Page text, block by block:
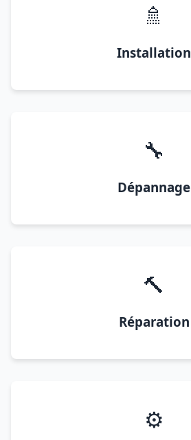
🚿
Installation
🔧
Dépannage
🔨
Réparation
⚙️